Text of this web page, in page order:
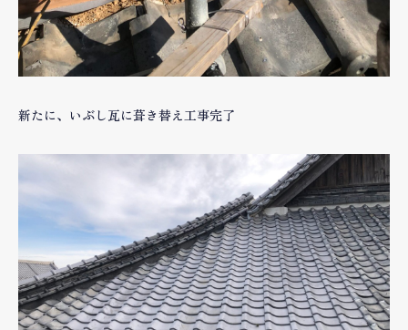
新たに、いぶし瓦に葺き替え工事完了